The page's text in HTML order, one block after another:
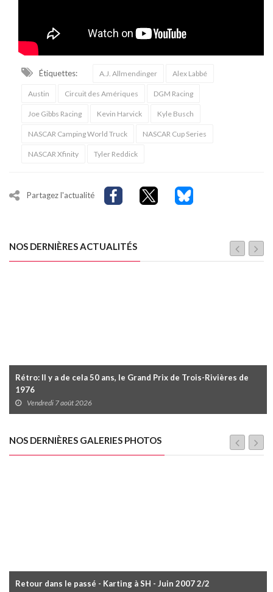
Étiquettes: A.J. Allmendinger Alex Labbé
Austin Circuit des Amériques DGM Racing
Joe Gibbs Racing Kevin Harvick Kyle Busch
NASCAR Camping World Truck NASCAR Cup Series
NASCAR Xfinity Tyler Reddick
Partagez l'actualité
NOS DERNIÈRES ACTUALITÉS
Rétro: Il y a de cela 50 ans, le Grand Prix de Trois-Rivières de
1976
Vendredi 7 août 2026
NOS DERNIÈRES GALERIES PHOTOS
Retour dans le passé - Karting à SH - Juin 2007 2/2